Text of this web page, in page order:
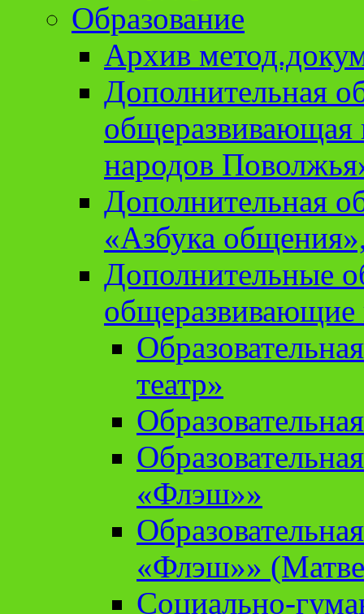
Образование
Архив
Дополнительная
народов
Дополнительная
«Азбука
Дополнительные
театр»
«Флэш»»
«Флэш»»
Социально-